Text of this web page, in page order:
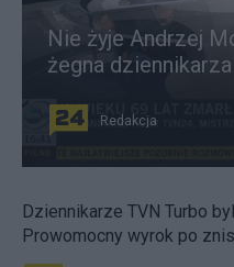
Nie żyje Andrzej
żegna dziennikarza
Redakcja
Dziennikarze TVN Turbo
Prowomocny wyrok po